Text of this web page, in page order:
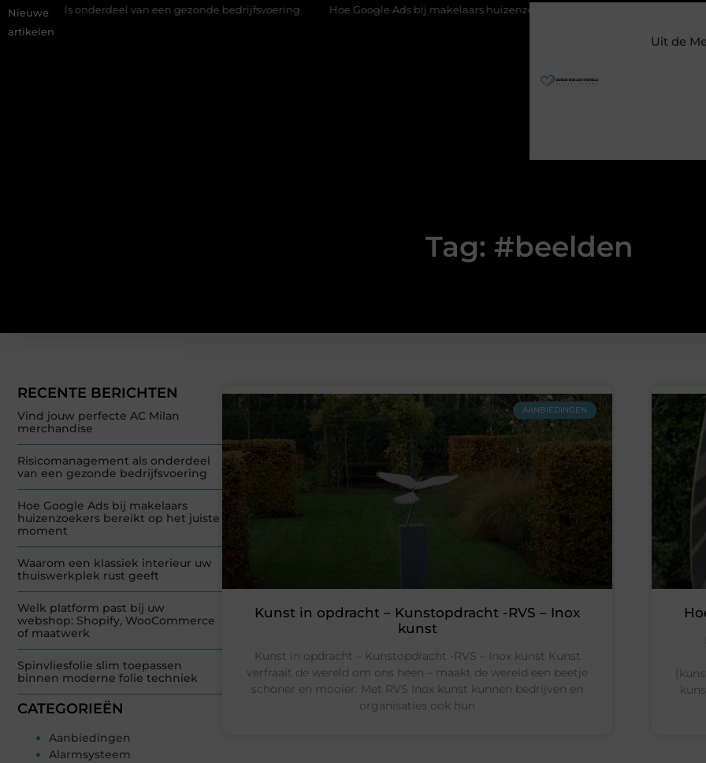
Nieuwe
artikelen
onderdeel van een gezonde bedrijfsvoering Hoe Google Ads bij makelaars huizenzoekers bereikt op het juiste moment
Uit de
Tag: #beelden
RECENTE BERICHTEN
Vind jouw perfecte AC Milan
merchandise
Risicomanagement als onderdeel
van een gezonde bedrijfsvoering
Hoe Google Ads bij makelaars
huizenzoekers bereikt op het juiste
moment
Waarom een klassiek interieur uw
thuiswerkplek rust geeft
Welk platform past bij uw
webshop: Shopify, WooCommerce
of maatwerk
Spinvliesfolie slim toepassen
binnen moderne folie techniek
CATEGORIEËN
Aanbiedingen
Alarmsysteem
AANBIEDINGEN
Kunst in opdracht – Kunstopdracht -RVS – Inox
kunst
Kunst in opdracht – Kunstopdracht -RVS – Inox kunst Kunst
verfraait de wereld om ons heen – maakt de wereld een beetje
schoner en mooier. Met RVS Inox kunst kunnen bedrijven en
organisaties ook hun